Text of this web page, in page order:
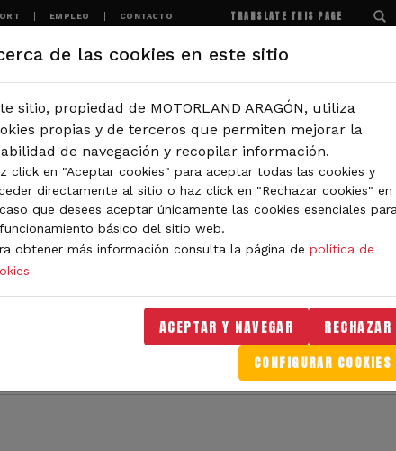
EMPLEO CONTACTO TRANSLATE THIS PAGE
en MotorLand Aragón
de España de karting
de 10 carreras durante toda la jornada. De
Chaves, Alex Palou, el aragonés Guillermo
Alevín respectivamente.
de las cookies en este sitio
sitio, propiedad de MOTORLAND ARAGÓN, utiliza
propias y de terceros que permiten mejorar la
de navegación y recopilar información.
click en "Aceptar cookies" para aceptar todas las cookies y
directamente al sitio o haz click en "Rechazar cookies" en
que desees aceptar únicamente las cookies esenciales para
básico del sitio web.
obtener más información consulta la página de política de
ACEPTAR Y NAVEGAR RECHAZAR
CONFIGURAR COOKIES